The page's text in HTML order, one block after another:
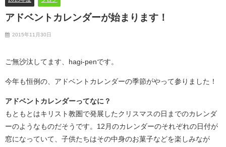
アドベントカレンダーが始まります！
2015年11月30日
ご無沙汰してます、hagi-penです。
今年も恒例の、アドベントカレンダーの季節がやって参りました！
アドベントカレンダーってなに？
もともとはキリスト教圏で発展したクリスマスの日までのカレンダ
ーのようなものだそうです。12月のカレンダーのそれぞれの日付が
窓になっていて、子供たちはその中身のお菓子などを楽しみなが